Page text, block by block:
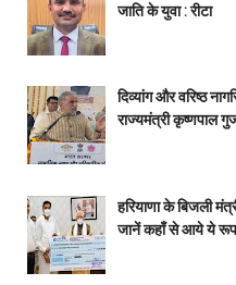
जाति के युवा : रीटा
दिव्यांग और वरिष्ठ
राज्यमंत्री कृष्णपाल
हरियाणा के बिजली
जानें कहाँ से आये ये